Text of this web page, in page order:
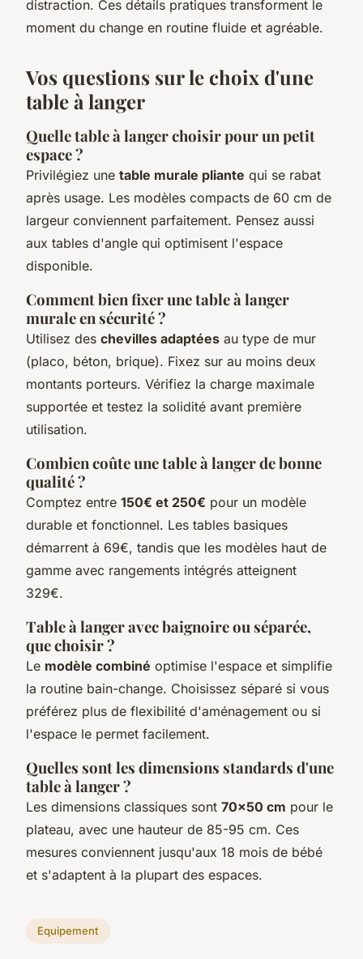
distraction. Ces détails pratiques transforment le
moment du change en routine fluide et agréable.
Vos questions sur le choix d'une
table à langer
Quelle table à langer choisir pour un petit
espace ?
Privilégiez une table murale pliante qui se rabat
après usage. Les modèles compacts de 60 cm de
largeur conviennent parfaitement. Pensez aussi
aux tables d'angle qui optimisent l'espace
disponible.
Comment bien fixer une table à langer
murale en sécurité ?
Utilisez des chevilles adaptées au type de mur
(placo, béton, brique). Fixez sur au moins deux
montants porteurs. Vérifiez la charge maximale
supportée et testez la solidité avant première
utilisation.
Combien coûte une table à langer de bonne
qualité ?
Comptez entre 150€ et 250€ pour un modèle
durable et fonctionnel. Les tables basiques
démarrent à 69€, tandis que les modèles haut de
gamme avec rangements intégrés atteignent
329€.
Table à langer avec baignoire ou séparée,
que choisir ?
Le modèle combiné optimise l'espace et simplifie
la routine bain-change. Choisissez séparé si vous
préférez plus de flexibilité d'aménagement ou si
l'espace le permet facilement.
Quelles sont les dimensions standards d'une
table à langer ?
Les dimensions classiques sont 70x50 cm pour le
plateau, avec une hauteur de 85-95 cm. Ces
mesures conviennent jusqu'aux 18 mois de bébé
et s'adaptent à la plupart des espaces.
Equipement